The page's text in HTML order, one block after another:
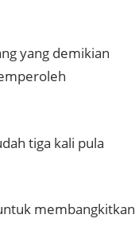
yang demikian
tiga kali pula
membangkitkan